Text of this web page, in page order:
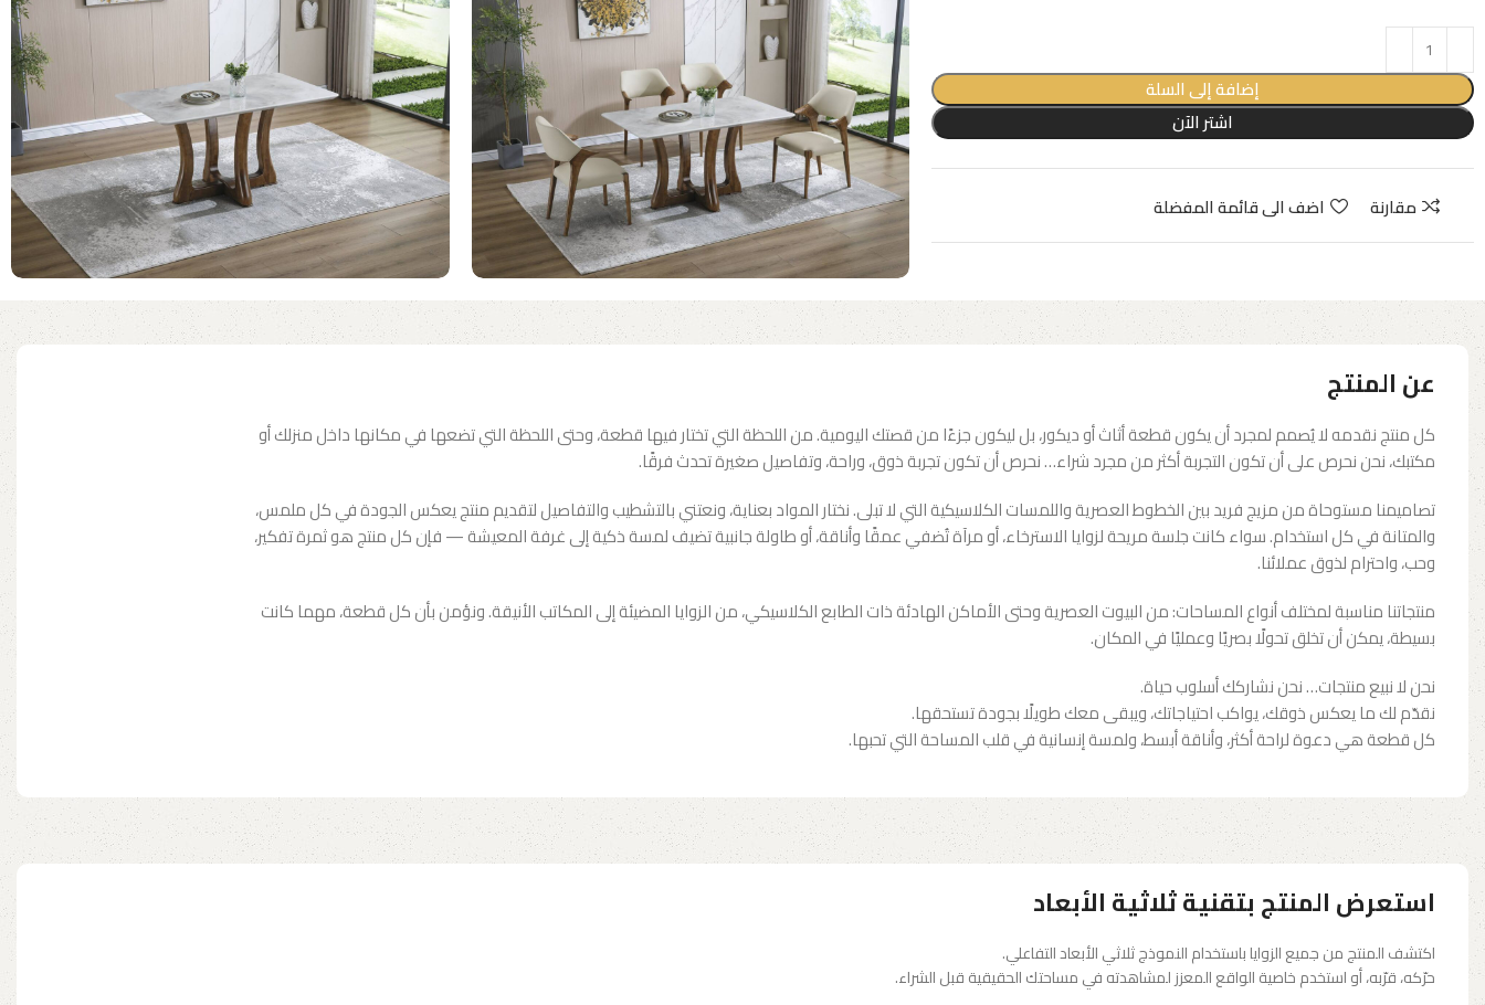
إضافة إلى السلة
اشتر الآن
مقارنة اضف الى قائمة المفضلة
عن المنتج
كل منتج نقدمه لا يُصمم لمجرد أن يكون قطعة أثاث أو ديكور، بل ليكون جزءًا من قصتك اليومية. من اللحظة التي تختار فيها قطعة، وحتى اللحظة التي تضعها في مكانها داخل منزلك أو
مكتبك، نحن نحرص على أن تكون التجربة أكثر من مجرد شراء… نحرص أن تكون تجربة ذوق، وراحة، وتفاصيل صغيرة تحدث فرقًا.
تصاميمنا مستوحاة من مزيج فريد بين الخطوط العصرية واللمسات الكلاسيكية التي لا تبلى. نختار المواد بعناية، ونعتني بالتشطيب والتفاصيل لتقديم منتج يعكس الجودة في كل ملمس،
والمتانة في كل استخدام. سواء كانت جلسة مريحة لزوايا الاسترخاء، أو مرآة تُضفي عمقًا وأناقة، أو طاولة جانبية تضيف لمسة ذكية إلى غرفة المعيشة — فإن كل منتج هو ثمرة تفكير،
وحب، واحترام لذوق عملائنا.
منتجاتنا مناسبة لمختلف أنواع المساحات: من البيوت العصرية وحتى الأماكن الهادئة ذات الطابع الكلاسيكي، من الزوايا المضيئة إلى المكاتب الأنيقة. ونؤمن بأن كل قطعة، مهما كانت
بسيطة، يمكن أن تخلق تحولًا بصريًا وعمليًا في المكان.
نحن لا نبيع منتجات… نحن نشاركك أسلوب حياة.
نقدّم لك ما يعكس ذوقك، يواكب احتياجاتك، ويبقى معك طويلًا بجودة تستحقها.
كل قطعة هي دعوة لراحة أكثر، وأناقة أبسط، ولمسة إنسانية في قلب المساحة التي تحبها.
استعرض المنتج بتقنية ثلاثية الأبعاد
اكتشف المنتج من جميع الزوايا باستخدام النموذج ثلاثي الأبعاد التفاعلي.
حرّكه، قرّبه، أو استخدم خاصية الواقع المعزز لمشاهدته في مساحتك الحقيقية قبل الشراء.